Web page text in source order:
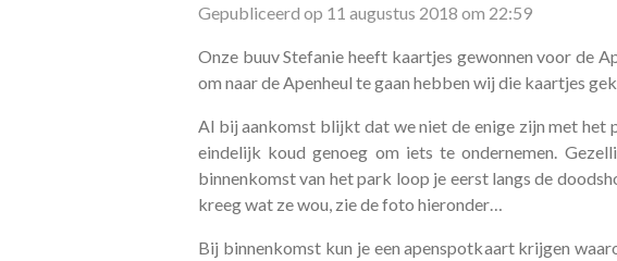
Gepubliceerd op 11 augustus 2018 om 22:59
Onze buuv Stefanie heeft kaartjes gewonnen voor de
om naar de Apenheul te gaan hebben wij die kaartjes
Al bij aankomst blijkt dat we niet de enige zijn met het
eindelijk koud genoeg om iets te ondernemen.
binnenkomst van het park loop je eerst langs de
kreeg wat ze wou, zie de foto hieronder…
Bij binnenkomst kun je een apenspotkaart krijgen